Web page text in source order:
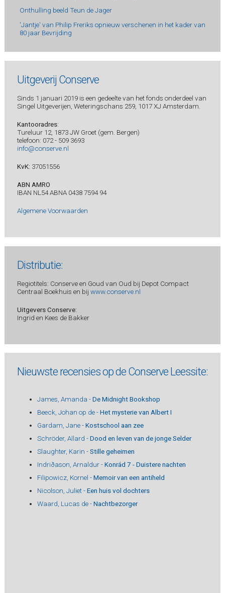
Onthulling beeld Teun de Jager
'Jantje' van Philip Freriks opnieuw verschenen in het kader van
80 jaar Bevrijding
Uitgeverij Conserve
Sinds 1 januari 2019 is een gedeelte van het fonds onderdeel van
Singel Uitgeverijen, Weteringschans 259, 1017 XJ Amsterdam.
Kantooradres:
Tureluur 12, 1873 JW Groet (gem. Bergen)
telefoon: 072 - 509 3693
info@conserve.nl
KvK: 37051556
ABN AMRO
IBAN NL54 ABNA 0438 7594 94
Algemene Voorwaarden
Distributie:
Regiotitels: Conserve en Goud van Oud bij Depot Compact
Centraal Boekhuis en bij www.conserve.nl
Uitgevers Conserve:
Ingrid en Kees de Bakker
Nieuwste recensies op de Conserve Leessite:
James, Amanda -De Midnight Bookshop
Beeck, Johan op de -Het mysterie van Albert I
Gardam, Jane -Kostschool aan zee
Schröder, Allard -Dood en leven van de jonge Selder
Slaughter, Karin -Stille geheimen
Indriðason, Arnaldur -Konrád 7 - Duistere nachten
Filipowicz, Kornel -Memoir van een antiheld
Nicolson, Juliet -Een huis vol dochters
Waard, Lucas de -Nachtbezorger